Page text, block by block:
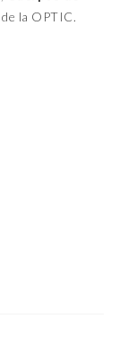
de la OPTIC.